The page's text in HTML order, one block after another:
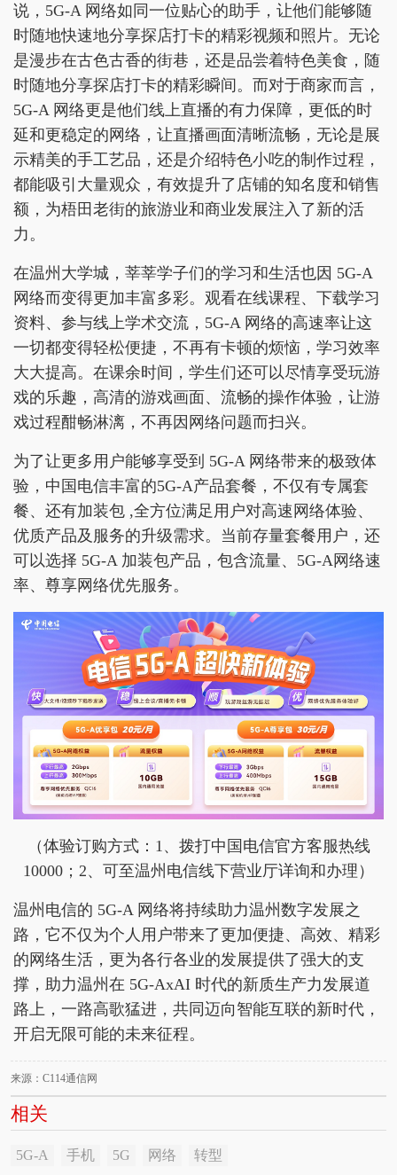
说，5G-A 网络如同一位贴心的助手，让他们能够随
时随地快速地分享探店打卡的精彩视频和照片。无论
是漫步在古色古香的街巷，还是品尝着特色美食，随
时随地分享探店打卡的精彩瞬间。而对于商家而言，
5G-A 网络更是他们线上直播的有力保障，更低的时
延和更稳定的网络，让直播画面清晰流畅，无论是展
示精美的手工艺品，还是介绍特色小吃的制作过程，
都能吸引大量观众，有效提升了店铺的知名度和销售
额，为梧田老街的旅游业和商业发展注入了新的活
力。
在温州大学城，莘莘学子们的学习和生活也因 5G-A
网络而变得更加丰富多彩。观看在线课程、下载学习
资料、参与线上学术交流，5G-A 网络的高速率让这
一切都变得轻松便捷，不再有卡顿的烦恼，学习效率
大大提高。在课余时间，学生们还可以尽情享受玩游
戏的乐趣，高清的游戏画面、流畅的操作体验，让游
戏过程酣畅淋漓，不再因网络问题而扫兴。
为了让更多用户能够享受到 5G-A 网络带来的极致体
验，中国电信丰富的5G-A产品套餐，不仅有专属套
餐、还有加装包 ,全方位满足用户对高速网络体验、
优质产品及服务的升级需求。当前存量套餐用户，还
可以选择 5G-A 加装包产品，包含流量、5G-A网络速
率、尊享网络优先服务。
（体验订购方式：1、拨打中国电信官方客服热线
10000；2、可至温州电信线下营业厅详询和办理）
温州电信的 5G-A 网络将持续助力温州数字发展之
路，它不仅为个人用户带来了更加便捷、高效、精彩
的网络生活，更为各行各业的发展提供了强大的支
撑，助力温州在 5G-AxAI 时代的新质生产力发展道
路上，一路高歌猛进，共同迈向智能互联的新时代，
开启无限可能的未来征程。
来源：C114通信网
相关
5G-A 手机 5G 网络 转型